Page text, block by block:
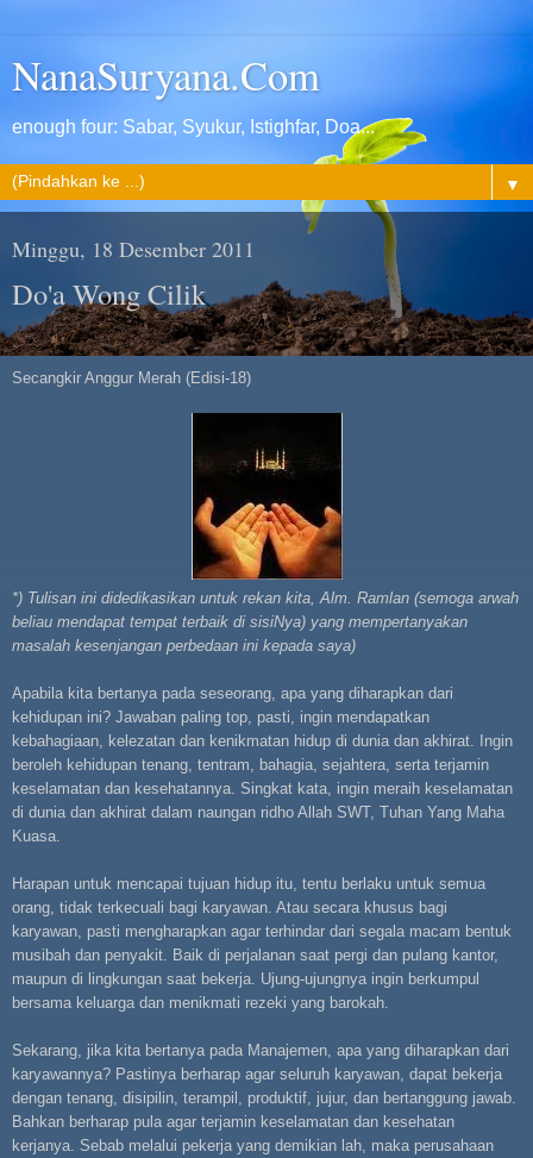
NanaSuryana.Com
enough four: Sabar, Syukur, Istighfar, Doa...
▼
Minggu, 18 Desember 2011
Do'a Wong Cilik
Secangkir Anggur Merah (Edisi-18)
*) Tulisan ini didedikasikan untuk rekan kita, Alm. Ramlan (semoga arwah
beliau mendapat tempat terbaik di sisiNya) yang mempertanyakan
masalah kesenjangan perbedaan ini kepada saya)
Apabila kita bertanya pada seseorang, apa yang diharapkan dari
kehidupan ini? Jawaban paling top, pasti, ingin mendapatkan
kebahagiaan, kelezatan dan kenikmatan hidup di dunia dan akhirat. Ingin
beroleh kehidupan tenang, tentram, bahagia, sejahtera, serta terjamin
keselamatan dan kesehatannya. Singkat kata, ingin meraih keselamatan
di dunia dan akhirat dalam naungan ridho Allah SWT, Tuhan Yang Maha
Kuasa.
Harapan untuk mencapai tujuan hidup itu, tentu berlaku untuk semua
orang, tidak terkecuali bagi karyawan. Atau secara khusus bagi
karyawan, pasti mengharapkan agar terhindar dari segala macam bentuk
musibah dan penyakit. Baik di perjalanan saat pergi dan pulang kantor,
maupun di lingkungan saat bekerja. Ujung-ujungnya ingin berkumpul
bersama keluarga dan menikmati rezeki yang barokah.
Sekarang, jika kita bertanya pada Manajemen, apa yang diharapkan dari
karyawannya? Pastinya berharap agar seluruh karyawan, dapat bekerja
dengan tenang, disipilin, terampil, produktif, jujur, dan bertanggung jawab.
Bahkan berharap pula agar terjamin keselamatan dan kesehatan
kerjanya. Sebab melalui pekerja yang demikian lah, maka perusahaan